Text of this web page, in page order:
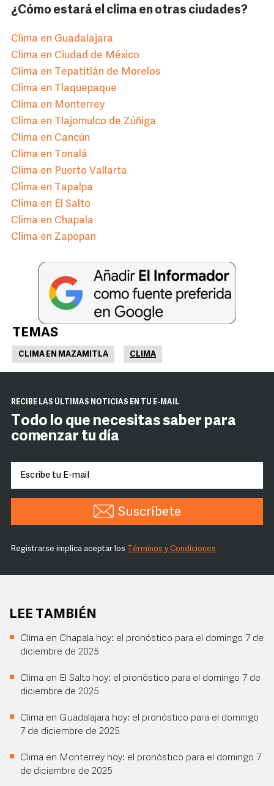
¿Cómo estará el clima en otras ciudades?
Clima en Guadalajara
Clima en Ciudad de México
Clima en Tepatitlán de Morelos
Clima en Tlaquepaque
Clima en Monterrey
Clima en Tlajomulco de Zúñiga
Clima en Cancún
Clima en Tonalá
Clima en Puerto Vallarta
Clima en Tapalpa
Clima en El Salto
Clima en Chapala
Clima en Zapopan
TEMAS
CLIMA EN MAZAMITLA CLIMA
RECIBE LAS ÚLTIMAS NOTICIAS EN TU E-MAIL
Todo lo que necesitas saber para
comenzar tu día
Suscríbete
Registrarse implica aceptar los Términos y Condiciones
LEE TAMBIÉN
Clima en Chapala hoy: el pronóstico para el domingo 7 de
diciembre de 2025
Clima en El Salto hoy: el pronóstico para el domingo 7 de
diciembre de 2025
Clima en Guadalajara hoy: el pronóstico para el domingo
7 de diciembre de 2025
Clima en Monterrey hoy: el pronóstico para el domingo 7
de diciembre de 2025